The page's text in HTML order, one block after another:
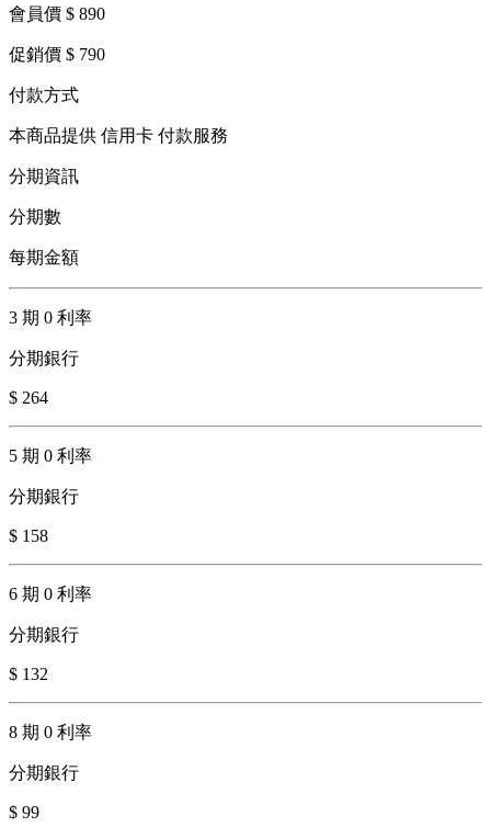
會員價 $ 890
促銷價 $ 790
付款方式
本商品提供 信用卡 付款服務
分期資訊
分期數
每期金額
3 期 0 利率
分期銀行
$ 264
5 期 0 利率
分期銀行
$ 158
6 期 0 利率
分期銀行
$ 132
8 期 0 利率
分期銀行
$ 99